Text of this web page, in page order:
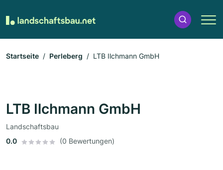
Startseite Perleberg LTB Ilchmann GmbH
LTB Ilchmann GmbH
Landschaftsbau
0.0
(0 Bewertungen)